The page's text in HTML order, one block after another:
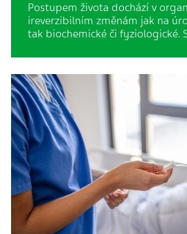
Postupem života dochází v
ireverzibilním změnám jak na
tak biochemické či fyziologické.